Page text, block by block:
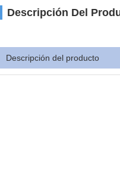
Descripción Del
Descripción del producto